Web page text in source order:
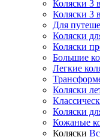
Коляски 3
Коляски 3
Для
Коляски
Коляски
Большие
Легкие
Коляски
Коляски
Кожаные
Коляски